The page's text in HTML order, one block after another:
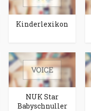
Kinderlexikon
NUK Star
Babyschnuller